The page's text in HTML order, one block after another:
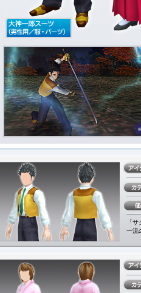
「
一流